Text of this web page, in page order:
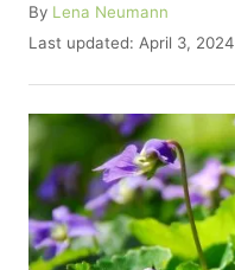
By A
u
h
o
Lena Neumann
P
s
t
e
d
o
n
Last updated: April 3, 2024